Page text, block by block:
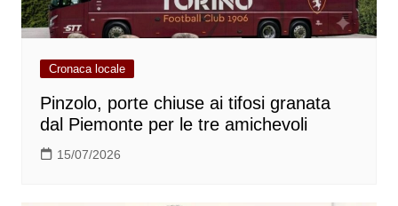
Cronaca locale
Pinzolo, porte chiuse ai tifosi granata
dal Piemonte per le tre amichevoli
15/07/2026